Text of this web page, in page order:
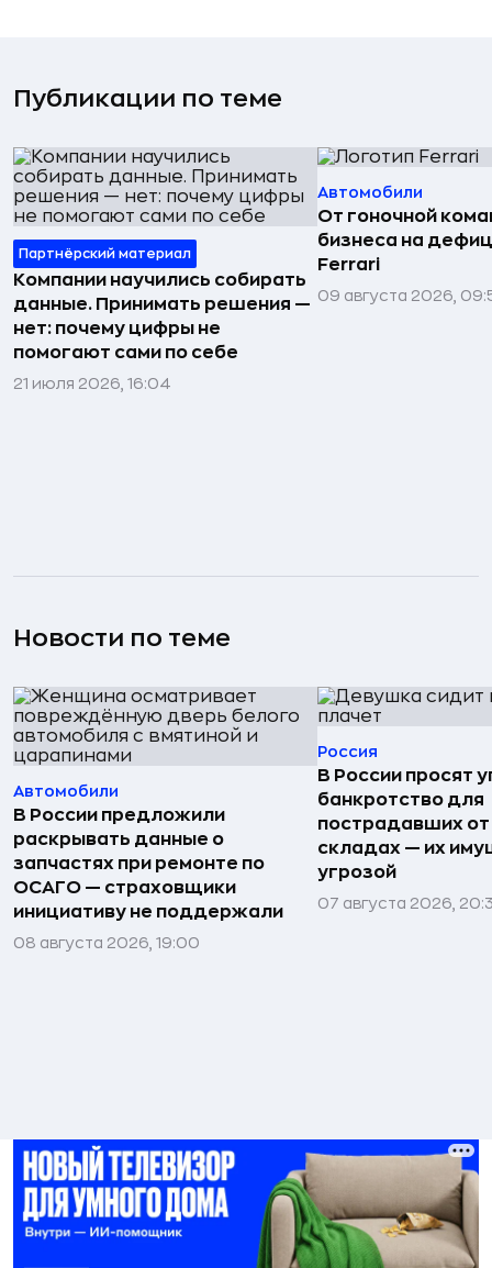
Публикации по теме
Партнёрский материал
Компании научились собирать
данные. Принимать решения —
нет: почему цифры не
помогают сами по себе
21 июля 2026, 16:04
Автомобили
От гоночной
бизнеса на
Ferrari
09 августа 2026,
Новости по теме
Автомобили
В России предложили
раскрывать данные о
запчастях при ремонте по
ОСАГО — страховщики
инициативу не поддержали
08 августа 2026, 19:00
Россия
В России просят
банкротство для
пострадавших
складах — их
угрозой
07 августа 2026,